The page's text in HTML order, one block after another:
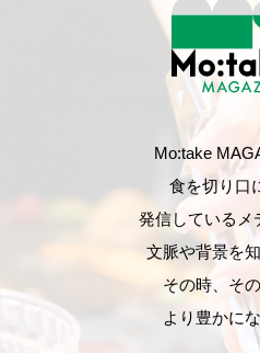
Mo:take
食を切り口
発信しているメ
文脈や背景を
その時、そ
より豊かに